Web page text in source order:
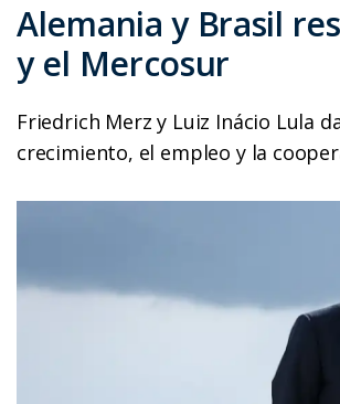
Alemania y Brasil
y el Mercosur
Friedrich Merz y Luiz Inácio Lula
crecimiento, el empleo y la